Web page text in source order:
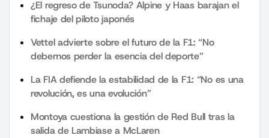
¿El regreso de Tsunoda? Alpine y Haas barajan el
fichaje del piloto japonés
Vettel advierte sobre el futuro de la F1: “No
debemos perder la esencia del deporte”
La FIA defiende la estabilidad de la F1: “No es una
revolución, es una evolución”
Montoya cuestiona la gestión de Red Bull tras la
salida de Lambiase a McLaren